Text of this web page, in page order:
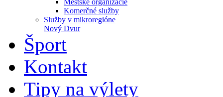
Komerčné služby
Služby v mikroregióne
Nový Dvur
Šport
Kontakt
Tipy na výlety